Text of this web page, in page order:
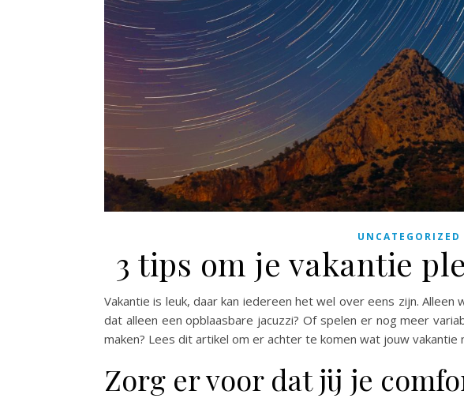
UNCATEGORIZED
3 tips om je vakantie
Vakantie is leuk, daar kan iedereen het wel over eens zijn. Alleen
dat alleen een opblaasbare jacuzzi? Of spelen er nog meer
maken? Lees dit artikel om er achter te komen wat jouw vakantie
Zorg er voor dat jij je